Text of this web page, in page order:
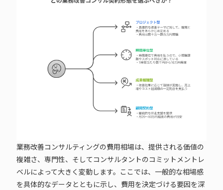
業務改善コンサルティングの費用相場は、提供される価値の
複雑さ、専門性、そしてコンサルタントのコミットメントレ
ベルによって大きく変動します。ここでは、一般的な相場感
を具体的なデータとともに示し、費用を決定づける要因を深